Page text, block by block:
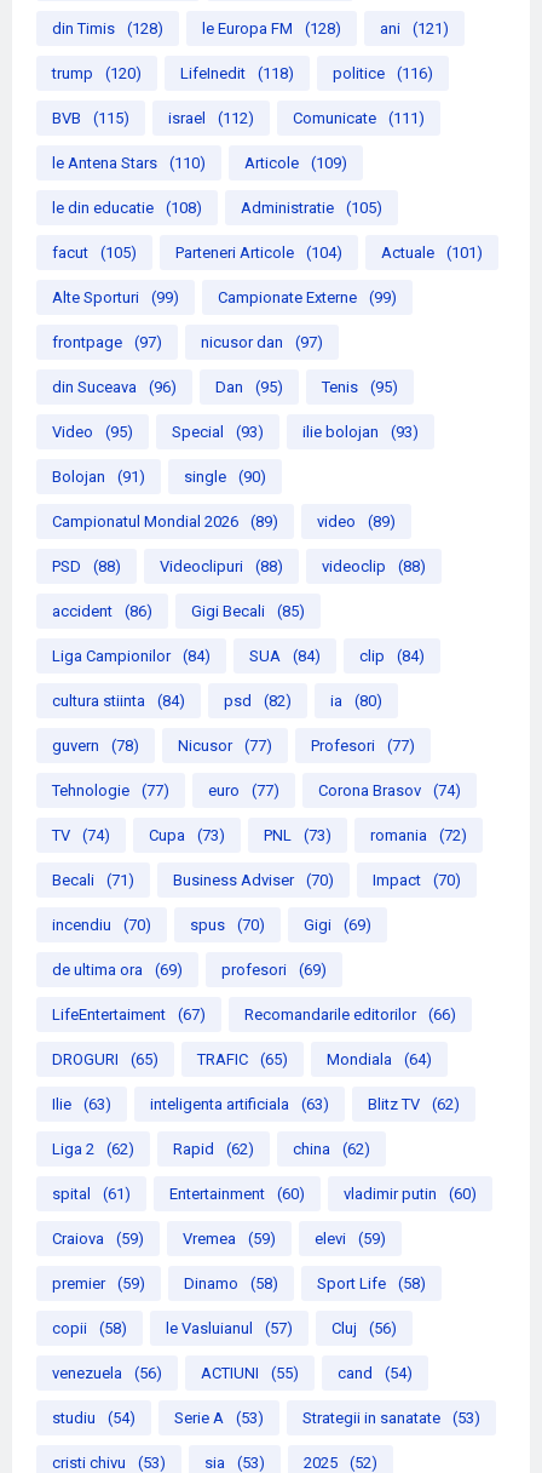
din Timis (128) le Europa FM (128) ani (121)
trump (120) LifeInedit (118) politice (116)
BVB (115) israel (112) Comunicate (111)
le Antena Stars (110) Articole (109)
le din educatie (108) Administratie (105)
facut (105) Parteneri Articole (104) Actuale (101)
Alte Sporturi (99) Campionate Externe (99)
frontpage (97) nicusor dan (97)
din Suceava (96) Dan (95) Tenis (95)
Video (95) Special (93) ilie bolojan (93)
Bolojan (91) single (90)
Campionatul Mondial 2026 (89) video (89)
PSD (88) Videoclipuri (88) videoclip (88)
accident (86) Gigi Becali (85)
Liga Campionilor (84) SUA (84) clip (84)
cultura stiinta (84) psd (82) ia (80)
guvern (78) Nicusor (77) Profesori (77)
Tehnologie (77) euro (77) Corona Brasov (74)
TV (74) Cupa (73) PNL (73) romania (72)
Becali (71) Business Adviser (70) Impact (70)
incendiu (70) spus (70) Gigi (69)
de ultima ora (69) profesori (69)
LifeEntertaiment (67) Recomandarile editorilor (66)
DROGURI (65) TRAFIC (65) Mondiala (64)
Ilie (63) inteligenta artificiala (63) Blitz TV (62)
Liga 2 (62) Rapid (62) china (62)
spital (61) Entertainment (60) vladimir putin (60)
Craiova (59) Vremea (59) elevi (59)
premier (59) Dinamo (58) Sport Life (58)
copii (58) le Vasluianul (57) Cluj (56)
venezuela (56) ACTIUNI (55) cand (54)
studiu (54) Serie A (53) Strategii in sanatate (53)
cristi chivu (53) sia (53) 2025 (52)